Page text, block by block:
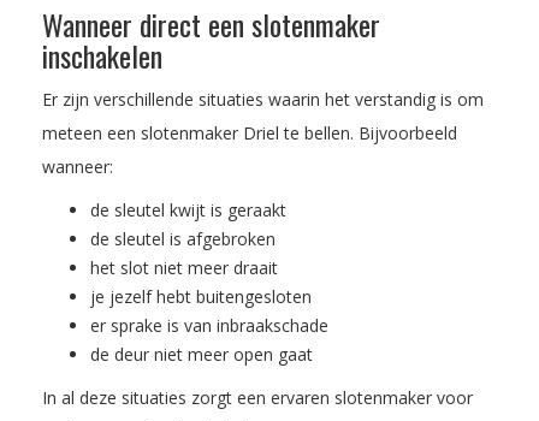
Wanneer direct een slotenmaker
inschakelen
Er zijn verschillende situaties waarin het verstandig is om
meteen een slotenmaker Driel te bellen. Bijvoorbeeld
wanneer:
de sleutel kwijt is geraakt
de sleutel is afgebroken
het slot niet meer draait
je jezelf hebt buitengesloten
er sprake is van inbraakschade
de deur niet meer open gaat
In al deze situaties zorgt een ervaren slotenmaker voor